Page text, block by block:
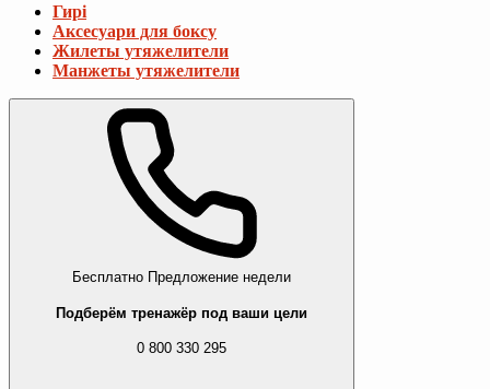
Гирі
Аксесуари для боксу
Жилеты утяжелители
Манжеты утяжелители
Бесплатно Предложение недели
Подберём тренажёр под ваши цели
0 800 330 295